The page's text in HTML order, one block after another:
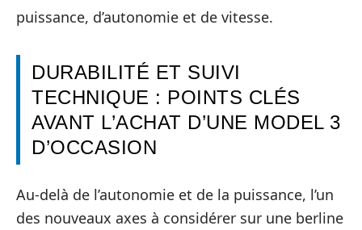
puissance, d’autonomie et de vitesse.
DURABILITÉ ET SUIVI
TECHNIQUE : POINTS CLÉS
AVANT L’ACHAT D’UNE MODEL 3
D’OCCASION
Au-delà de l’autonomie et de la puissance, l’un
des nouveaux axes à considérer sur une berline